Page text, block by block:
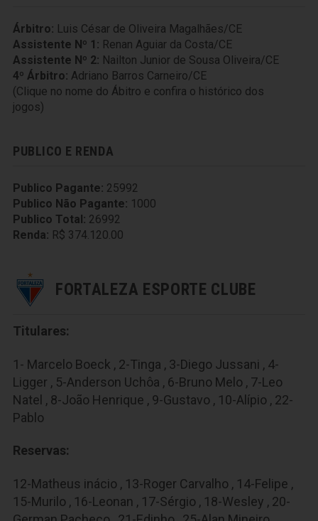
Árbitro: Luis César de Oliveira Magalhães/CE
Assistente Nº 1: Renan Aguiar da Costa/CE
Assistente Nº 2: Nailton Junior de Sousa Oliveira/CE
4º Árbitro: Adriano Barros Carneiro/CE
(Clique no nome do Ábitro e confira o histórico dos
jogos)
PUBLICO E RENDA
Publico Pagante: 25992
Publico Não Pagante: 1000
Publico Total: 26992
Renda: R$ 374.120.00
FORTALEZA ESPORTE CLUBE
Titulares:
1- Marcelo Boeck , 2-Tinga , 3-Diego Jussani , 4-
Ligger , 5-Anderson Uchôa , 6-Bruno Melo , 7-Leo
Natel , 8-João Henrique , 9-Gustavo , 10-Alípio , 22-
Pablo
Reservas:
12-Matheus inácio , 13-Roger Carvalho , 14-Felipe ,
15-Murilo , 16-Leonan , 17-Sérgio , 18-Wesley , 20-